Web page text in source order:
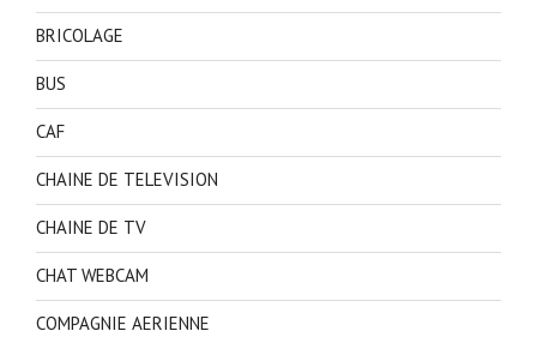
BRICOLAGE
BUS
CAF
CHAINE DE TELEVISION
CHAINE DE TV
CHAT WEBCAM
COMPAGNIE AERIENNE